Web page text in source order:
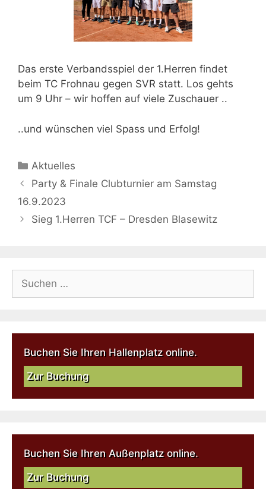
Das erste Verbandsspiel der 1.Herren findet
beim TC Frohnau gegen SVR statt. Los gehts
um 9 Uhr – wir hoffen auf viele Zuschauer ..
..und wünschen viel Spass und Erfolg!
Aktuelles
Party & Finale Clubturnier am Samstag
16.9.2023
Sieg 1.Herren TCF – Dresden Blasewitz
Buchen Sie Ihren Hallenplatz online.
Zur Buchung
Buchen Sie Ihren Außenplatz online.
Zur Buchung